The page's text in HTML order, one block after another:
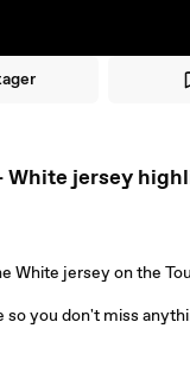
jersey
White jersey on the
you don't miss